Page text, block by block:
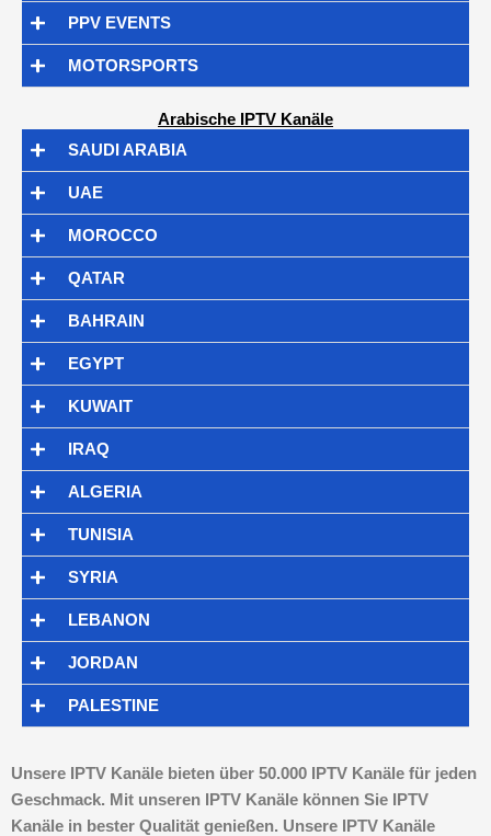
PPV EVENTS
MOTORSPORTS
Arabische IPTV Kanäle
SAUDI ARABIA
UAE
MOROCCO
QATAR
BAHRAIN
EGYPT
KUWAIT
IRAQ
ALGERIA
TUNISIA
SYRIA
LEBANON
JORDAN
PALESTINE
Unsere IPTV Kanäle bieten über 50.000 IPTV Kanäle für jeden
Geschmack. Mit unseren IPTV Kanäle können Sie IPTV
Kanäle in bester Qualität genießen. Unsere IPTV Kanäle